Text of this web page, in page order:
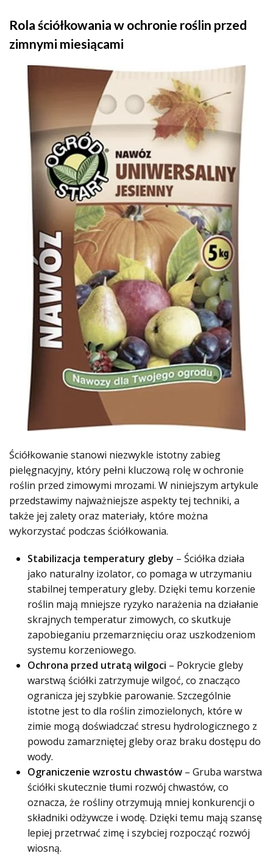
Rola ściółkowania w ochronie roślin przed
zimnymi miesiącami
Ściółkowanie stanowi niezwykle istotny zabieg
pielęgnacyjny, który pełni kluczową rolę w ochronie
roślin przed zimowymi mrozami. W niniejszym artykule
przedstawimy najważniejsze aspekty tej techniki, a
także jej zalety oraz materiały, które można
wykorzystać podczas ściółkowania.
Stabilizacja temperatury gleby – Ściółka działa
jako naturalny izolator, co pomaga w utrzymaniu
stabilnej temperatury gleby. Dzięki temu korzenie
roślin mają mniejsze ryzyko narażenia na działanie
skrajnych temperatur zimowych, co skutkuje
zapobieganiu przemarznięciu oraz uszkodzeniom
systemu korzeniowego.
Ochrona przed utratą wilgoci – Pokrycie gleby
warstwą ściółki zatrzymuje wilgoć, co znacząco
ogranicza jej szybkie parowanie. Szczególnie
istotne jest to dla roślin zimozielonych, które w
zimie mogą doświadczać stresu hydrologicznego z
powodu zamarzniętej gleby oraz braku dostępu do
wody.
Ograniczenie wzrostu chwastów – Gruba warstwa
ściółki skutecznie tłumi rozwój chwastów, co
oznacza, że rośliny otrzymują mniej konkurencji o
składniki odżywcze i wodę. Dzięki temu mają szansę
lepiej przetrwać zimę i szybciej rozpocząć rozwój
wiosną.